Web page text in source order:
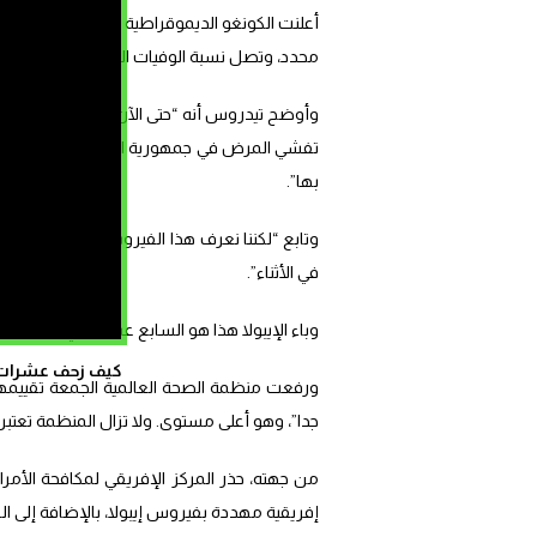
كيف زحف عشرات
محدد، وتصل نسبة الوفيات الناجمة عنه إلى 50%. وقد أصدرت منظمة الصحة العالمية تحذيرا صحيا دوليا.
بها”.
وتابع “لكننا نعرف هذا الفيروس، ونعرف
في الأثناء”.
وباء الإيبولا هذا هو السابع عشر الذي تشهده
ورفعت منظمة الصحة العالمية الجمعة
جدا”، وهو أعلى مستوى. ولا تزال المنظمة
من جهته، حذر المركز الإفريقي لمكافحة
إفريقية مهددة بفيروس إيبولا، بالإضافة إلى